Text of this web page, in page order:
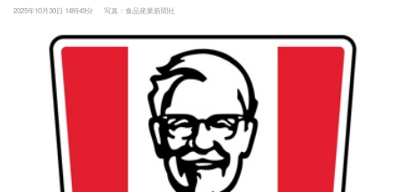
2025年10月30日 14時49分 写真：食品産業新聞社